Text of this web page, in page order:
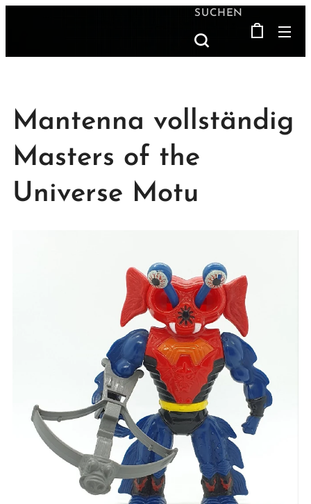
SUCHEN
Mantenna vollständig
Masters of the
Universe Motu